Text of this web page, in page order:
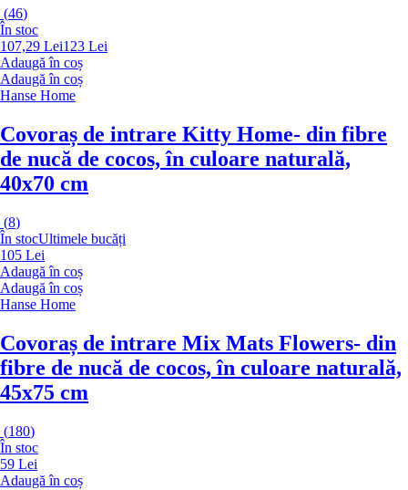
(46)
În stoc
107,29 Lei123 Lei
Adaugă în coș
Adaugă în coș
Hanse Home
Covoraș de intrare Kitty Home- din fibre
de nucă de cocos, în culoare naturală,
40x70 cm
(8)
În stocUltimele bucăți
105 Lei
Adaugă în coș
Adaugă în coș
Hanse Home
Covoraș de intrare Mix Mats Flowers- din
fibre de nucă de cocos, în culoare naturală,
45x75 cm
(180)
În stoc
59 Lei
Adaugă în coș